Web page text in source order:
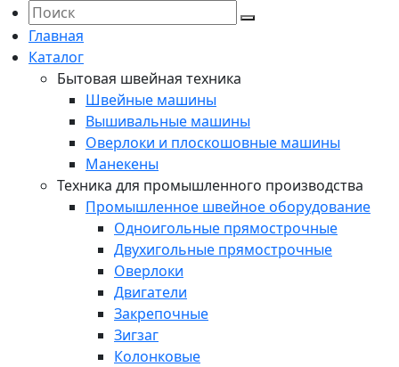
Главная
Каталог
Бытовая швейная техника
Швейные машины
Вышивальные машины
Оверлоки и плоскошовные машины
Манекены
Техника для промышленного производства
Промышленное швейное оборудование
Одноигольные прямострочные
Двухигольные прямострочные
Оверлоки
Двигатели
Закрепочные
Зигзаг
Колонковые